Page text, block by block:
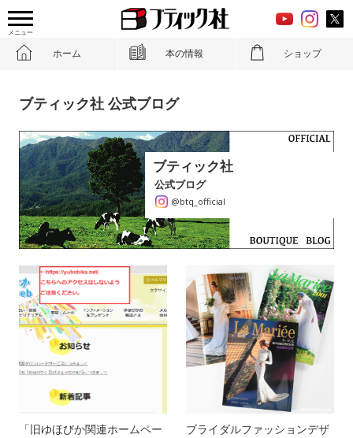
メニュー
ホーム 本の情報 ショップ
ブティック社 公式ブログ
ブティック社
公式ブログ
@btq_official
「旧ゆほびか関連ホームペー
ブライダルファッションデザ